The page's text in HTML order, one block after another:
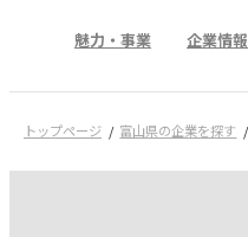
魅力・事業 企業情報
トップページ 富山県の企業を探す